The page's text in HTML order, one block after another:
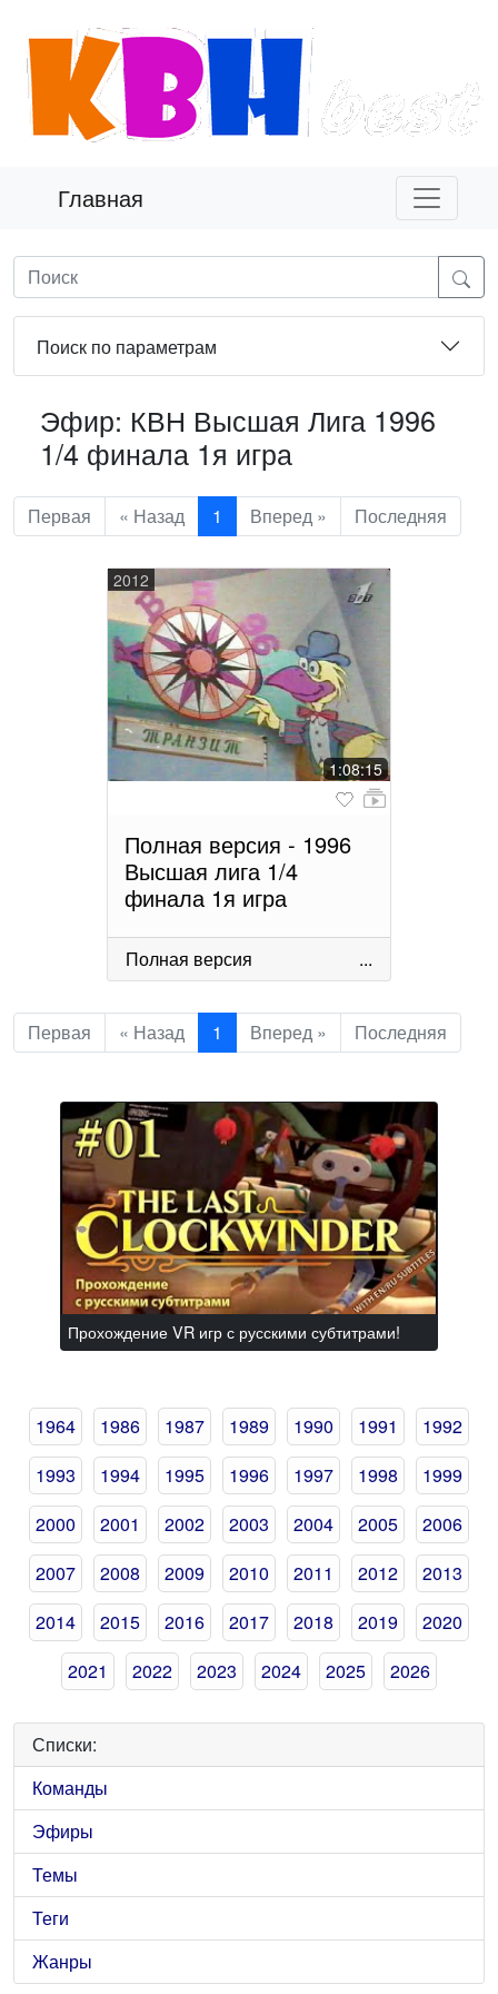
Главная
Поиск по параметрам
Эфир: КВН Высшая Лига 1996
1/4 финала 1я игра
Первая « Назад 1 Вперед » Последняя
2012
1:08:15
Полная версия - 1996
Высшая лига 1/4
финала 1я игра
Полная версия ...
Первая « Назад 1 Вперед » Последняя
Прохождение VR игр с русскими субтитрами!
1964 1986 1987 1989 1990 1991
1992
1993
1994 1995 1996 1997 1998
1999
2000
2001 2002 2003 2004 2005
2006
2007
2008 2009 2010 2011 2012
2013
2014
2015 2016 2017 2018 2019
2020
2021
2022 2023 2024 2025 2026
Списки:
Команды
Эфиры
Темы
Теги
Жанры